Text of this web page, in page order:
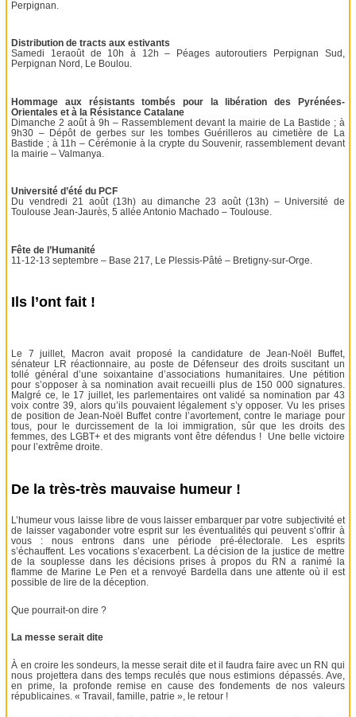
Perpignan.
Distribution de tracts aux estivants
Samedi 1eraoût de 10h à 12h – Péages autoroutiers Perpignan Sud,
Perpignan Nord, Le Boulou.
Hommage aux résistants tombés pour la libération des Pyrénées-
Orientales et à la Résistance Catalane
Dimanche 2 août à 9h – Rassemblement devant la mairie de La Bastide ; à
9h30 – Dépôt de gerbes sur les tombes Guérilleros au cimetière de La
Bastide ; à 11h – Cérémonie à la crypte du Souvenir, rassemblement devant
la mairie – Valmanya.
Université d’été du PCF
Du vendredi 21 août (13h) au dimanche 23 août (13h) – Université de
Toulouse Jean-Jaurès, 5 allée Antonio Machado – Toulouse.
Fête de l’Humanité
11-12-13 septembre – Base 217, Le Plessis-Pâté – Bretigny-sur-Orge.
Ils l’ont fait !
Le 7 juillet, Macron avait proposé la candidature de Jean-Noël Buffet,
sénateur LR réactionnaire, au poste de Défenseur des droits suscitant un
tollé général d’une soixantaine d’associations humanitaires. Une pétition
pour s’opposer à sa nomination avait recueilli plus de 150 000 signatures.
Malgré ce, le 17 juillet, les parlementaires ont validé sa nomination par 43
voix contre 39, alors qu’ils pouvaient légalement s’y opposer. Vu les prises
de position de Jean-Noël Buffet contre l’avortement, contre le mariage pour
tous, pour le durcissement de la loi immigration, sûr que les droits des
femmes, des LGBT+ et des migrants vont être défendus ! Une belle victoire
pour l’extrême droite.
De la très-très mauvaise humeur !
L’humeur vous laisse libre de vous laisser embarquer par votre subjectivité et
de laisser vagabonder votre esprit sur les éventualités qui peuvent s’offrir à
vous : nous entrons dans une période pré-électorale. Les esprits
s’échauffent. Les vocations s’exacerbent. La décision de la justice de mettre
de la souplesse dans les décisions prises à propos du RN a ranimé la
flamme de Marine Le Pen et a renvoyé Bardella dans une attente où il est
possible de lire de la déception.
Que pourrait-on dire ?
La messe serait dite
À en croire les sondeurs, la messe serait dite et il faudra faire avec un RN qui
nous projettera dans des temps reculés que nous estimions dépassés. Ave,
en prime, la profonde remise en cause des fondements de nos valeurs
républicaines. « Travail, famille, patrie », le retour !